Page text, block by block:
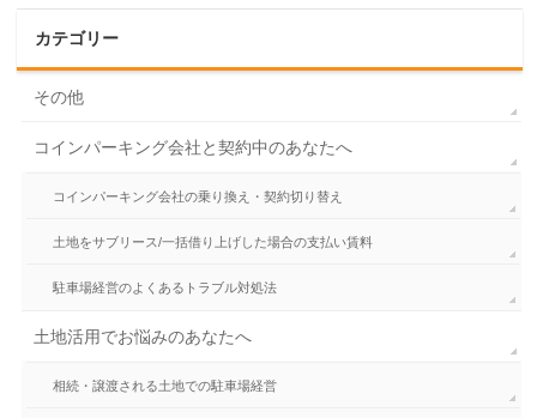
カテゴリー
その他
コインパーキング会社と契約中のあなたへ
コインパーキング会社の乗り換え・契約切り替え
土地をサブリース/一括借り上げした場合の支払い賃料
駐車場経営のよくあるトラブル対処法
土地活用でお悩みのあなたへ
相続・譲渡される土地での駐車場経営